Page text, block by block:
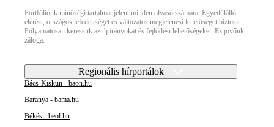
Portfóliónk minőségi tartalmat jelent minden olvasó számára. Egyedülálló
elérést, országos lefedettséget és változatos megjelenési lehetőséget biztosít.
Folyamatosan keressük az új irányokat és fejlődési lehetőségeket. Ez jövőnk
záloga.
Regionális hírportálok
Bács-Kiskun - baon.hu
Baranya - bama.hu
Békés - beol.hu